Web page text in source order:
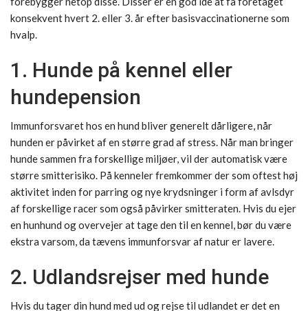
konsekvent hvert 2. eller 3. år efter basisvaccinationerne som
hvalp.
1. Hunde på kennel eller
hundepension
Immunforsvaret hos en hund bliver generelt dårligere, når
hunden er påvirket af en større grad af stress. Når man bringer
hunde sammen fra forskellige miljøer, vil der automatisk være
større smitterisiko. På kenneler fremkommer der som oftest høj
aktivitet inden for parring og nye krydsninger i form af avlsdyr
af forskellige racer som også påvirker smitteraten. Hvis du ejer
en hunhund og overvejer at tage den til en kennel, bør du være
ekstra varsom, da tævens immunforsvar af natur er lavere.
2. Udlandsrejser med hunde
Hvis du tager din hund med ud og rejse til udlandet er det en